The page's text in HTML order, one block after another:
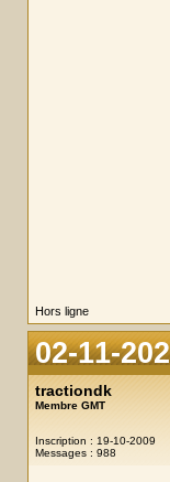
Hors ligne
02-11-
tractiondk
Membre GMT
Inscription : 19-10-2009
Messages : 988